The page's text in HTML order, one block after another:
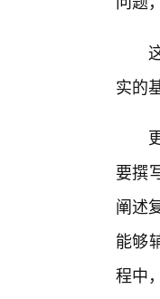
实的
要撰
阐述
能够
程中